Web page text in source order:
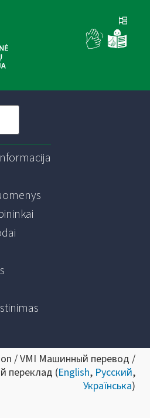
/ VMI Машинный перевод /
переклад (English, Русский,
Українська)